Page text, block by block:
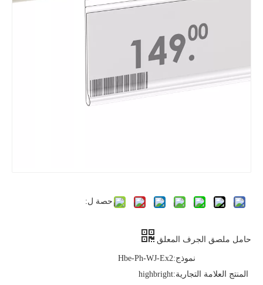
حصة ل:
حامل ملصق الجرف المعلق
نموذج:Hbe-Ph-WJ-Ex2
المنتج العلامة التجارية:highbright